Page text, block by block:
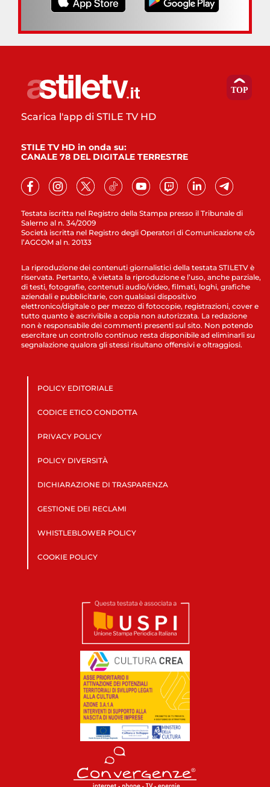
Testata iscritta nel Registro della Stampa presso il Tribunale di
Salerno al n. 34/2009
Società iscritta nel Registro degli Operatori di Comunicazione c/o
l’AGCOM al n. 20133
Scarica l'app di STILE TV HD
STILE TV HD in onda su:
CANALE 78 DEL DIGITALE TERRESTRE
La riproduzione dei contenuti giornalistici della testata STILETV è
riservata. Pertanto, è vietata la riproduzione e l’uso, anche parziale,
di testi, fotografie, contenuti audio/video, filmati, loghi, grafiche
aziendali e pubblicitarie, con qualsiasi dispositivo
elettronico/digitale o per mezzo di fotocopie, registrazioni, cover e
tutto quanto è ascrivibile a copia non autorizzata. La redazione
non è responsabile dei commenti presenti sul sito. Non potendo
esercitare un controllo continuo resta disponibile ad eliminarli su
segnalazione qualora gli stessi risultano offensivi e oltraggiosi.
POLICY EDITORIALE
CODICE ETICO CONDOTTA
PRIVACY POLICY
POLICY DIVERSITÀ
DICHIARAZIONE DI TRASPARENZA
GESTIONE DEI RECLAMI
WHISTLEBLOWER POLICY
COOKIE POLICY